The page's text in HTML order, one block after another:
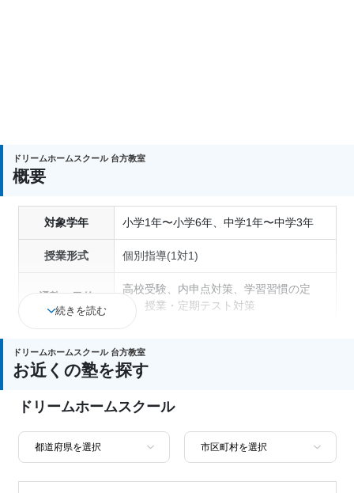
ドリームホームスクール 台方教室
概要
対象学年 小学1年〜小学6年、中学1年〜中学3年
授業形式 個別指導(1対1)
通塾の目的
高校受験、内申点対策、学習習慣の定
着、授業・定期テスト対策
塾の特徴
ライン対応、1科目から受講可能
続きを読む
ドリームホームスクール 台方教室
お近くの塾を探す
ドリームホームスクール